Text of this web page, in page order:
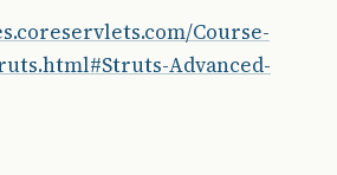
Course-
Advanced-